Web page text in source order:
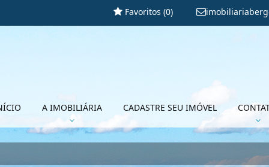
Favoritos (0)
A IMOBILIÁRIA CADASTRE SEU IMÓVEL